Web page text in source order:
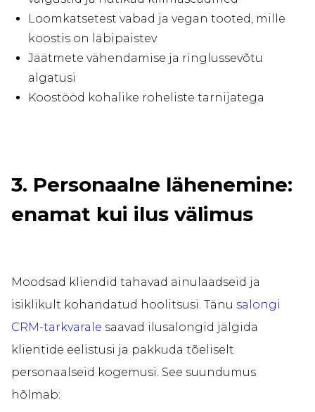
Loomkatsetest vabad ja vegan tooted, mille
koostis on läbipaistev
Jäätmete vähendamise ja ringlussevõtu
algatusi
Koostööd kohalike roheliste tarnijatega
3. Personaalne lähenemine:
enamat kui ilus välimus
Moodsad kliendid tahavad ainulaadseid ja
isiklikult kohandatud hoolitsusi. Tänu salongi
CRM-tarkvarale saavad ilusalongid jälgida
klientide eelistusi ja pakkuda tõeliselt
personaalseid kogemusi. See suundumus
hõlmab: